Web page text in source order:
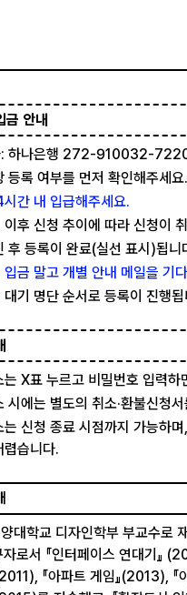
금 안내
: 하나은행 272-910032-
등록 여부를 먼저 확인해주세요.
간 내 입급해주세요.
이후 신청 추이에 따라 신청이
후 등록이 완료(실선 표시)됩니
입금 말고 개별 안내 메일을 기
대기 명단 순서로 등록이 진행됩
는 X표 누르고 비밀번호 입력하
시에는 별도의 취소·환불신청
신청 종료 시점까지 가능하며
렵습니다.
대학교 디자인학부 부교수로
로서 『인터페이스 연대기』
『아파트 게임』(2013), 『